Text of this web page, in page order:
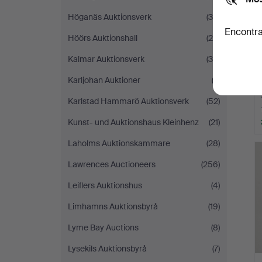
Höganäs Auktionsverk
(36)
Höörs Auktionshall
(24)
Kalmar Auktionsverk
(38)
Karljohan Auktioner
(2)
Karlstad Hammarö Auktionsverk
(52)
Kunst- und Auktionshaus Kleinhenz
(21)
Laholms Auktionskammare
(28)
Lawrences Auctioneers
(256)
Leiflers Auktionshus
(4)
Limhamns Auktionsbyrå
(19)
Lyme Bay Auctions
(8)
Lysekils Auktionsbyrå
(7)